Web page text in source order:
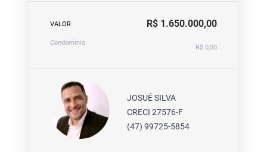
VALOR R$ 1.650.000,00
Condomínio
R$ 0,00
JOSUÉ SILVA
CRECI 27576-F
(47) 99725-5854